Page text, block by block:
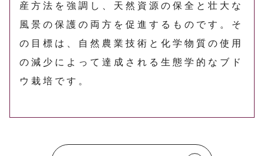
産方法を強調し、天然資源の保全と壮大な
風景の保護の両方を促進するものです。そ
の目標は、自然農業技術と化学物質の使用
の減少によって達成される生態学的なブド
ウ栽培です。